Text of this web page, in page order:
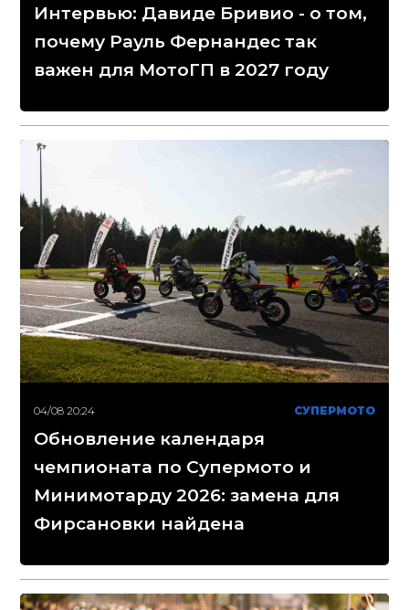
Интервью: Давиде Бривио - о том,
почему Рауль Фернандес так
важен для МотоГП в 2027 году
04/08 20:24 СУПЕРМОТО
Обновление календаря
чемпионата по Супермото и
Минимотарду 2026: замена для
Фирсановки найдена